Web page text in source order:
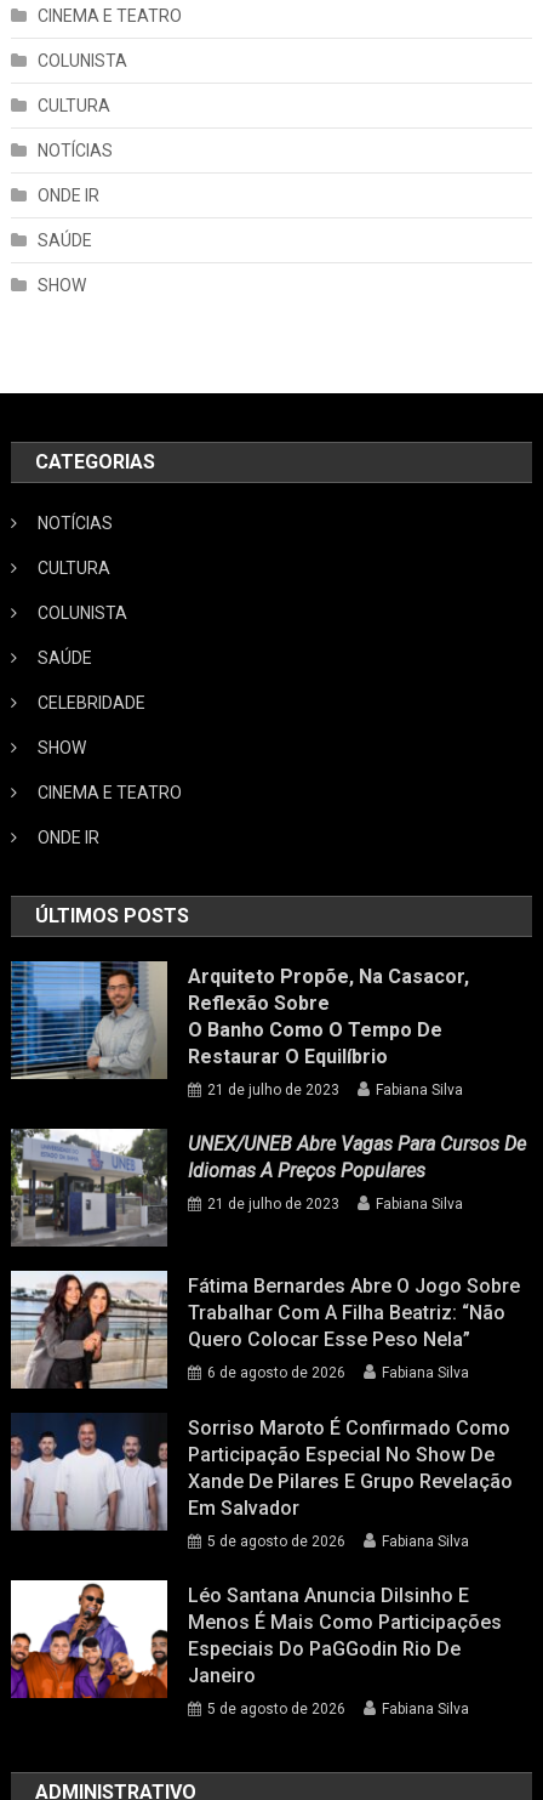
CINEMA E TEATRO
COLUNISTA
CULTURA
NOTÍCIAS
ONDE IR
SAÚDE
SHOW
CATEGORIAS
NOTÍCIAS
CULTURA
COLUNISTA
SAÚDE
CELEBRIDADE
SHOW
CINEMA E TEATRO
ONDE IR
ÚLTIMOS POSTS
Arquiteto Propõe, Na Casacor,
Reflexão Sobre
O Banho Como O Tempo De
Restaurar O Equilíbrio
21 de julho de 2023 Fabiana Silva
UNEX/UNEB Abre Vagas Para Cursos De
Idiomas A Preços Populares
21 de julho de 2023 Fabiana Silva
Fátima Bernardes Abre O Jogo Sobre
Trabalhar Com A Filha Beatriz: “Não
Quero Colocar Esse Peso Nela”
6 de agosto de 2026 Fabiana Silva
Sorriso Maroto É Confirmado Como
Participação Especial No Show De
Xande De Pilares E Grupo Revelação
Em Salvador
5 de agosto de 2026 Fabiana Silva
Léo Santana Anuncia Dilsinho E
Menos É Mais Como Participações
Especiais Do PaGGodin Rio De
Janeiro
5 de agosto de 2026 Fabiana Silva
ADMINISTRATIVO